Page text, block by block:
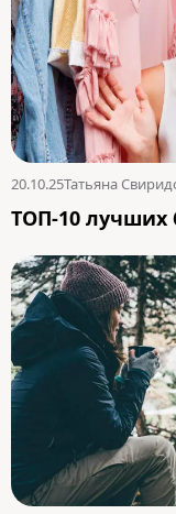
20.10.25Татьяна
ТОП-10 лучших